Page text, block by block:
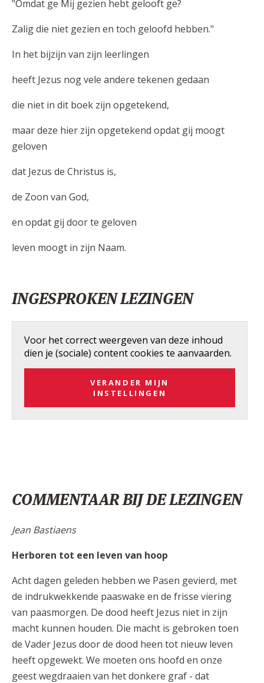
"Omdat ge Mij gezien hebt gelooft ge?
Zalig die niet gezien en toch geloofd hebben."
In het bijzijn van zijn leerlingen
heeft Jezus nog vele andere tekenen gedaan
die niet in dit boek zijn opgetekend,
maar deze hier zijn opgetekend opdat gij moogt
geloven
dat Jezus de Christus is,
de Zoon van God,
en opdat gij door te geloven
leven moogt in zijn Naam.
INGESPROKEN LEZINGEN
Voor het correct weergeven van deze inhoud
dien je (sociale) content cookies te aanvaarden.
VERANDER MIJN
INSTELLINGEN
COMMENTAAR BIJ DE LEZINGEN
Jean Bastiaens
Herboren tot een leven van hoop
Acht dagen geleden hebben we Pasen gevierd, met
de indrukwekkende paaswake en de frisse viering
van paasmorgen. De dood heeft Jezus niet in zijn
macht kunnen houden. Die macht is gebroken toen
de Vader Jezus door de dood heen tot nieuw leven
heeft opgewekt. We moeten ons hoofd en onze
geest wegdraaien van het donkere graf - dat